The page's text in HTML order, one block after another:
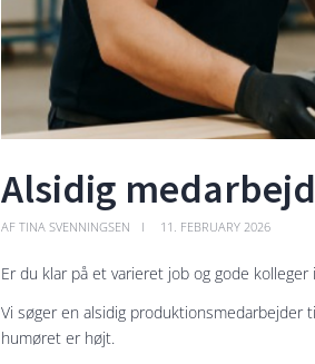
Alsidig
AF TINA SVENNINGSEN 11. FEBRUARY 2026
Er du klar på et varieret job og gode
Vi søger en alsidig
humøret er højt.